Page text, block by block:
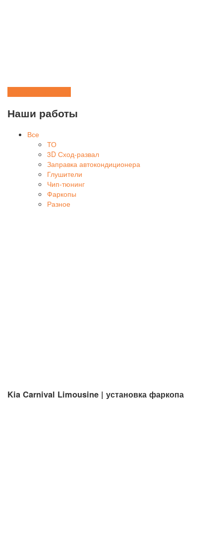
Наши работы
Все
ТО
3D Сход-развал
Заправка автокондиционера
Глушители
Чип-тюнинг
Фаркопы
Разное
Kia Carnival Limousine | установка фаркопа